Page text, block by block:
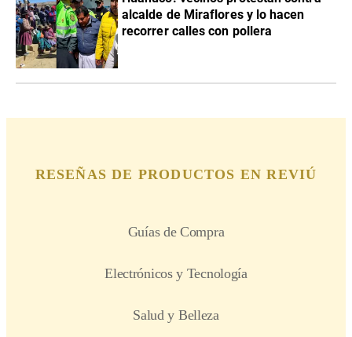
alcalde de Miraflores y lo hacen
recorrer calles con pollera